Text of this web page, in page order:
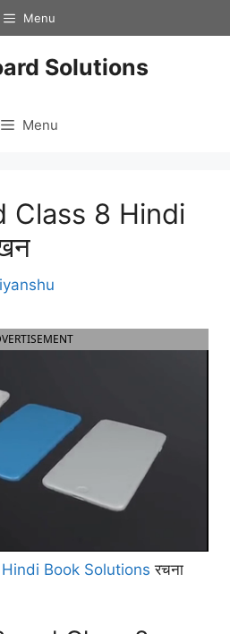
Menu
Solutions
Menu
Class 8 Hindi
Book Solutions रचना